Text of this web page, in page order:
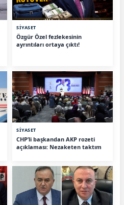
SİYASET
Özgür Özel fezlekesinin
ayrıntıları ortaya çıktı!
SİYASET
CHP’li başkandan AKP rozeti
açıklaması: Nezaketen taktım